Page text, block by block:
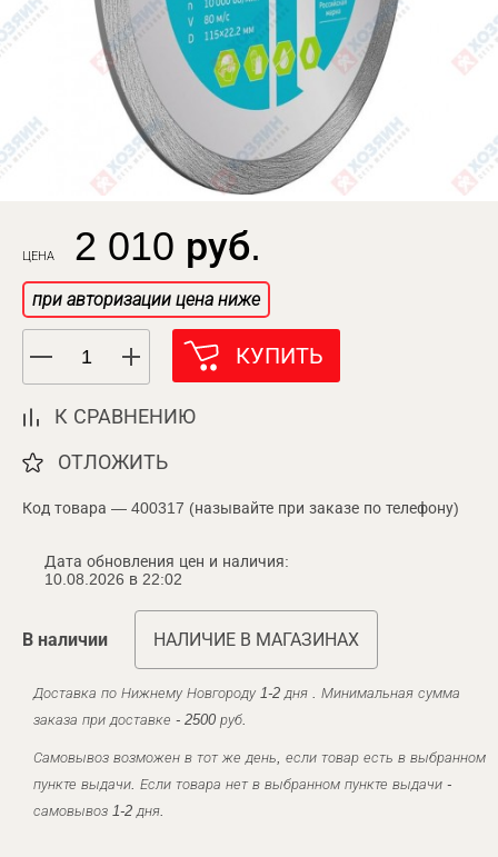
ЦЕНА 2 010 руб.
при авторизации цена ниже
КУПИТЬ
К СРАВНЕНИЮ
ОТЛОЖИТЬ
Код товара — 400317 (называйте при заказе по телефону)
Дата обновления цен и наличия:
10.08.2026 в 22:02
В наличии НАЛИЧИЕ В МАГАЗИНАХ
Доставка по Нижнему Новгороду 1-2 дня . Минимальная сумма
заказа при доставке - 2500 руб.
Самовывоз возможен в тот же день, если товар есть в выбранном
пункте выдачи. Если товара нет в выбранном пункте выдачи -
самовывоз 1-2 дня.